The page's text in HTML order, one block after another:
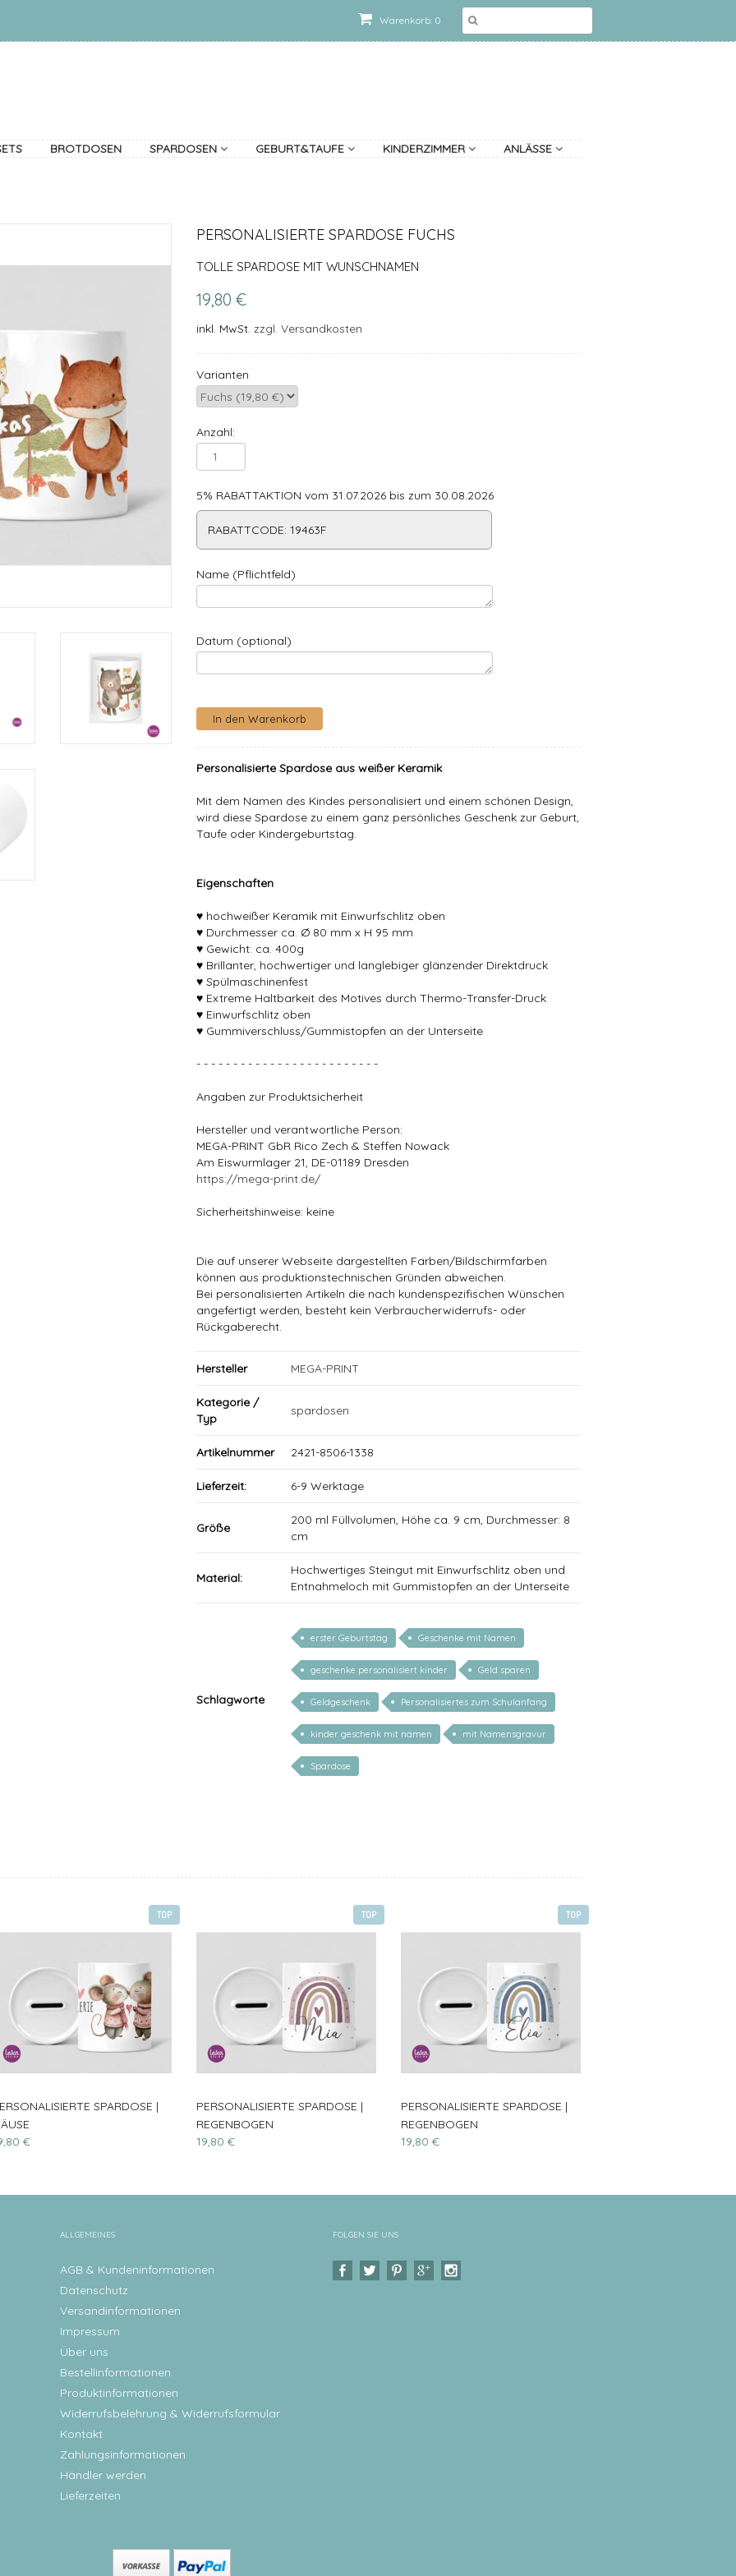
Warenkorb: 0
BROTDOSEN SPARDOSEN GEBURT&TAUFE KINDERZIMMER ANLÄSSE
PERSONALISIERTE SPARDOSE FUCHS
TOLLE SPARDOSE MIT WUNSCHNAMEN
19,80 €
inkl. MwSt. zzgl. Versandkosten
Varianten
Anzahl:
5% RABATTAKTION vom 31.07.2026 bis zum 30.08.2026
RABATTCODE: 19463F
Name (Pflichtfeld)
Datum (optional)
Personalisierte Spardose aus weißer Keramik
Mit dem Namen des Kindes personalisiert und einem schönen Design,
wird diese Spardose zu einem ganz persönliches Geschenk zur Geburt,
Taufe oder Kindergeburtstag.
Eigenschaften
♥ hochweißer Keramik mit Einwurfschlitz oben
♥ Durchmesser ca. Ø 80 mm x H 95 mm
♥ Gewicht: ca. 400g
♥ Brillanter, hochwertiger und langlebiger glänzender Direktdruck
♥ Spülmaschinenfest
♥ Extreme Haltbarkeit des Motives durch Thermo-Transfer-Druck
♥ Einwurfschlitz oben
♥ Gummiverschluss/Gummistopfen an der Unterseite
- - - - - - - - - - - - - - - - - - - - - - - - -
Angaben zur Produktsicherheit
Hersteller und verantwortliche Person:
MEGA-PRINT GbR Rico Zech & Steffen Nowack
Am Eiswurmlager 21, DE-01189 Dresden
https://mega-print.de/
Sicherheitshinweise: keine
Die auf unserer Webseite dargestellten Farben/Bildschirmfarben
können aus produktionstechnischen Gründen abweichen.
Bei personalisierten Artikeln die nach kundenspezifischen Wünschen
angefertigt werden, besteht kein Verbraucherwiderrufs- oder
Rückgaberecht.
Hersteller MEGA-PRINT
Kategorie /
Typ
spardosen
Artikelnummer 2421-8506-1338
Lieferzeit: 6-9 Werktage
Größe
200 ml Füllvolumen, Höhe ca. 9 cm, Durchmesser: 8
cm
Material:
Hochwertiges Steingut mit Einwurfschlitz oben und
Entnahmeloch mit Gummistopfen an der Unterseite
Schlagworte
erster Geburtstag Geschenke mit Namen
geschenke personalisiert kinder Geld sparen
Geldgeschenk Personalisiertes zum Schulanfang
kinder geschenk mit namen mit Namensgravur
Spardose
TOP
SPARDOSE |
€
TOP
PERSONALISIERTE SPARDOSE |
REGENBOGEN
19,80 €
TOP
PERSONALISIERTE SPARDOSE |
REGENBOGEN
19,80 €
ALLGEMEINES
AGB & Kundeninformationen
Datenschutz
Versandinformationen
Impressum
Über uns
Bestellinformationen
Produktinformationen
Widerrufsbelehrung & Widerrufsformular
Kontakt
Zahlungsinformationen
Händler werden
Lieferzeiten
FOLGEN SIE UNS